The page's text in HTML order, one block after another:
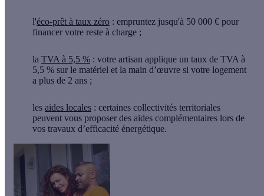
l'éco-prêt à taux zéro : empruntez jusqu'à 50 000 € pour
financer votre reste à charge ;
la TVA à 5,5 % : votre artisan applique un taux de TVA à
5,5 % sur le matériel et la main d’œuvre si votre logement
a plus de 2 ans ;
les aides locales : certaines collectivités territoriales
peuvent vous proposer des aides complémentaires lors de
vos travaux d’efficacité énergétique.